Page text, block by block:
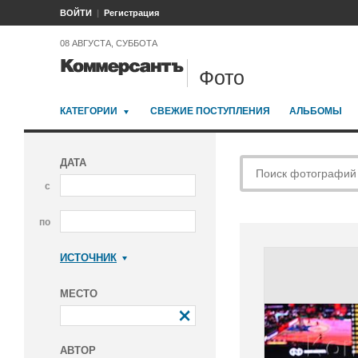
ВОЙТИ Регистрация
08 АВГУСТА, СУББОТА
Фото
КАТЕГОРИИ СВЕЖИЕ ПОСТУПЛЕНИЯ АЛЬБОМЫ
ДАТА
с
по
ИСТОЧНИК
МЕСТО
АВТОР